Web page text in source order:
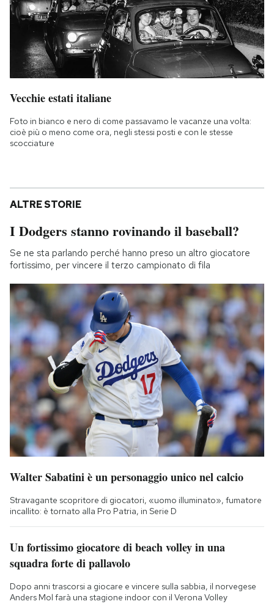
Vecchie estati italiane
Foto in bianco e nero di come passavamo le vacanze una volta:
cioè più o meno come ora, negli stessi posti e con le stesse
scocciature
ALTRE STORIE
I Dodgers stanno rovinando il baseball?
Se ne sta parlando perché hanno preso un altro giocatore
fortissimo, per vincere il terzo campionato di fila
Walter Sabatini è un personaggio unico nel calcio
Stravagante scopritore di giocatori, «uomo illuminato», fumatore
incallito: è tornato alla Pro Patria, in Serie D
Un fortissimo giocatore di beach volley in una
squadra forte di pallavolo
Dopo anni trascorsi a giocare e vincere sulla sabbia, il norvegese
Anders Mol farà una stagione indoor con il Verona Volley